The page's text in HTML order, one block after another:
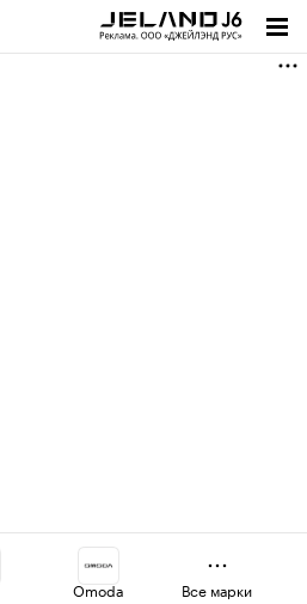
Omoda Все марки